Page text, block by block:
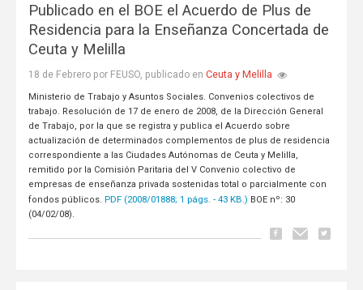
Publicado en el BOE el Acuerdo de Plus de
Residencia para la Enseñanza Concertada de
Ceuta y Melilla
18 de Febrero por FEUSO, publicado en Ceuta y Melilla
Ministerio de Trabajo y Asuntos Sociales. Convenios colectivos de
trabajo. Resolución de 17 de enero de 2008, de la Dirección General
de Trabajo, por la que se registra y publica el Acuerdo sobre
actualización de determinados complementos de plus de residencia
correspondiente a las Ciudades Autónomas de Ceuta y Melilla,
remitido por la Comisión Paritaria del V Convenio colectivo de
empresas de enseñanza privada sostenidas total o parcialmente con
fondos públicos. PDF (2008/01888; 1 págs. - 43 KB.) BOE nº: 30
(04/02/08).